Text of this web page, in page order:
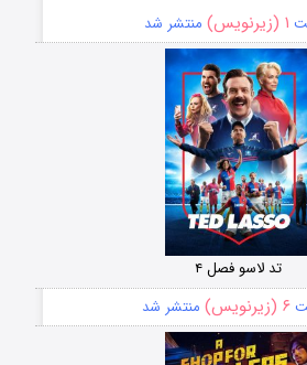
۱ (زیرنویس) منتشر شد
تد لاسو فصل ۴
۶ (زیرنویس) منتشر شد